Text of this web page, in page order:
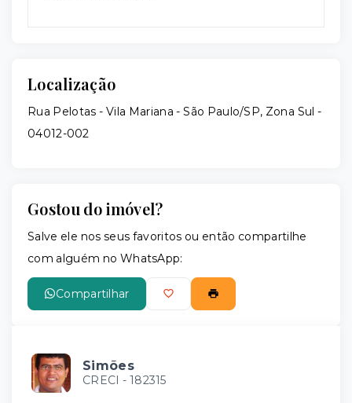
Localização
Rua Pelotas - Vila Mariana - São Paulo/SP, Zona Sul -
04012-002
Gostou do imóvel?
Salve ele nos seus favoritos ou então compartilhe
com alguém no WhatsApp:
Compartilhar
Simões
CRECI - 182315